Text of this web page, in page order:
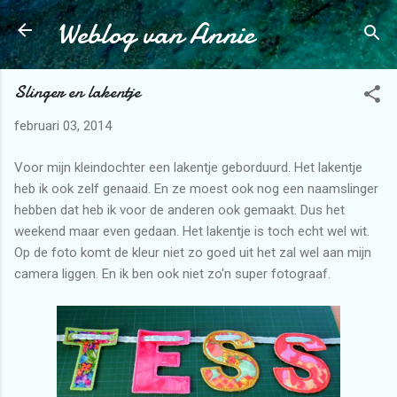
Doorgaan naar hoofdcontent
Weblog van Annie
Slinger en lakentje
februari 03, 2014
Voor mijn kleindochter een lakentje geborduurd. Het lakentje
heb ik ook zelf genaaid. En ze moest ook nog een naamslinger
hebben dat heb ik voor de anderen ook gemaakt. Dus het
weekend maar even gedaan. Het lakentje is toch echt wel wit.
Op de foto komt de kleur niet zo goed uit het zal wel aan mijn
camera liggen. En ik ben ook niet zo'n super fotograaf.